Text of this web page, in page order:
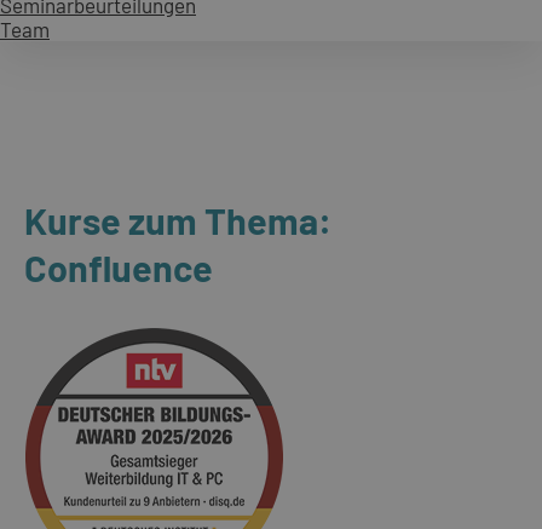
Team
Kurse zum Thema:
Confluence